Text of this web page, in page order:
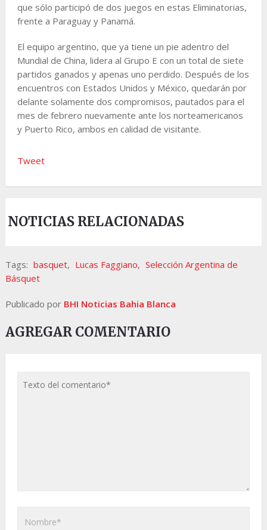
que sólo participó de dos juegos en estas Eliminatorias,
frente a Paraguay y Panamá.
El equipo argentino, que ya tiene un pie adentro del
Mundial de China, lidera al Grupo E con un total de siete
partidos ganados y apenas uno perdido. Después de los
encuentros con Estados Unidos y México, quedarán por
delante solamente dos compromisos, pautados para el
mes de febrero nuevamente ante los norteamericanos
y Puerto Rico, ambos en calidad de visitante.
Tweet
NOTICIAS RELACIONADAS
Tags: basquet, Lucas Faggiano, Selección Argentina de
Básquet
Publicado por BHI Noticias Bahia Blanca
AGREGAR COMENTARIO